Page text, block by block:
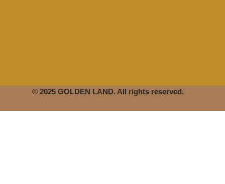
© 2025 GOLDEN LAND. All rights reserved.